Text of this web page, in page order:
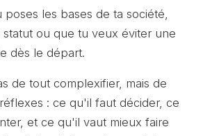
poses les bases de ta société,
ou que tu veux éviter une
dès le départ.
de tout complexifier, mais de
: ce qu'il faut décider, ce
et ce qu'il vaut mieux faire